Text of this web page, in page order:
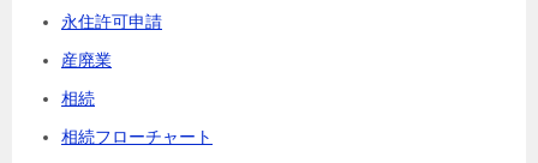
永住許可申請
産廃業
相続
相続フローチャート